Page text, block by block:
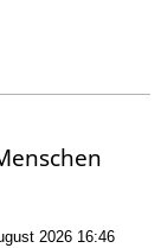
2026 16:46